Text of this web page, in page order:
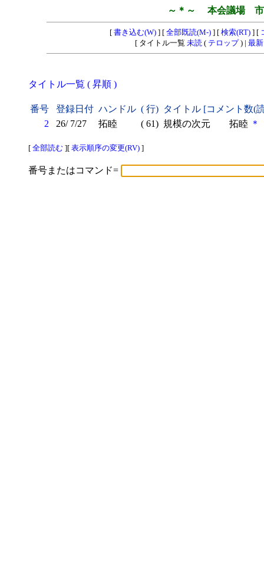
～＊～ 本会議場 市
[ 書き込む(W)] [ 全部既読(M-)] [ 検索(RT)] [
[ タイトル一覧 未読( テロップ) | 最新
タイトル一覧 ( 昇順 )
番号 登録日付 ハンドル ( 行) タイトル [コメント数(
2
26/ 7/27 拓睦 ( 61) 規模の次元 拓睦 ＊
[ 全部読む ][ 表示順序の変更(RV) ]
番号またはコマンド=